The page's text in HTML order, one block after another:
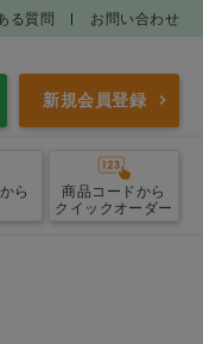
る質問 お問い合わせ
新規会員登録
から
商品コードから
クイックオーダー